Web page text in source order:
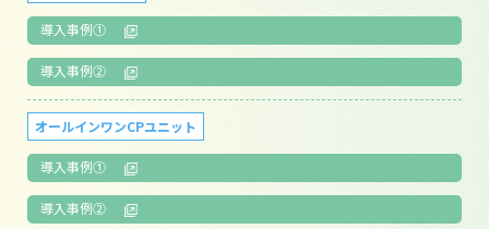
導入事例①
導入事例②
オールインワンCPユニット
導入事例①
導入事例②